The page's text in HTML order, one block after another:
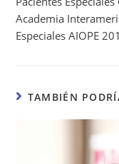
Academia
Especiales AIOPE
TAMBIÉN